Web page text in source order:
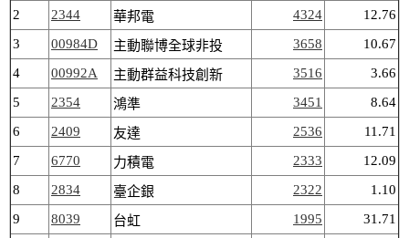
2
2344 華邦電 4324
12.76
3
00984D 主動聯博全球非投 3658
10.67
4
00992A 主動群益科技創新 3516
3.66
5
2354 鴻準 3451
8.64
6
2409 友達 2536
11.71
7
6770 力積電 2333
12.09
8
2834 臺企銀 2322
1.10
9
8039 台虹 1995
31.71